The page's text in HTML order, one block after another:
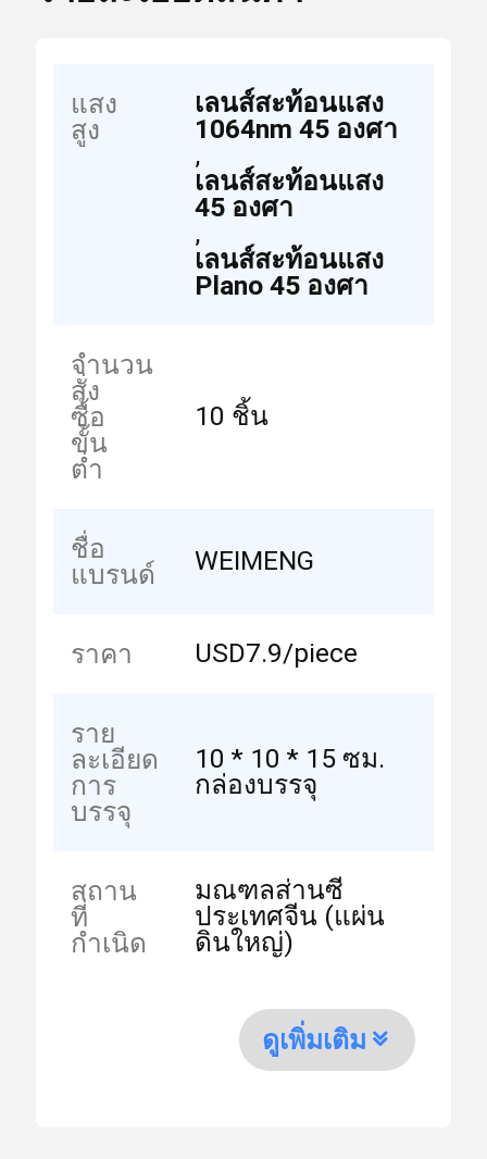
แสง
สูง
เลนส์สะท้อนแสง
1064nm 45 องศา
,
เลนส์สะท้อนแสง
45 องศา
,
เลนส์สะท้อนแสง
Plano 45 องศา
จำนวน
สั่ง
ซื้อ
ขั้น
ต่ำ
10 ชิ้น
ชื่อ
แบรนด์
WEIMENG
ราคา USD7.9/piece
ราย
ละเอียด
การ
บรรจุ
10 * 10 * 15 ซม.
กล่องบรรจุ
สถาน
ที่
กำเนิด
มณฑลส่านซี
ประเทศจีน (แผ่น
ดินใหญ่)
ดูเพิ่มเติม